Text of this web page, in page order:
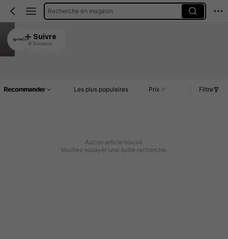
Recherche en magasin
IgniteCo
4.92
Suivre
9 Suiveurs
Recommander Les plus populaires Prix Filtre
Aucun article trouvé
Veuillez essayer une autre recherche.